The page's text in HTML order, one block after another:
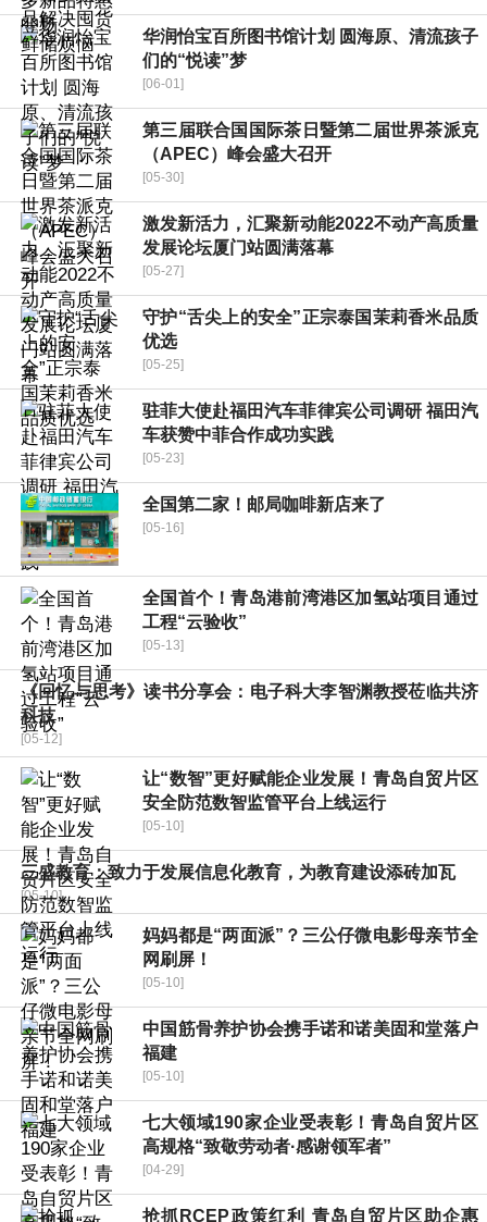
华润怡宝百所图书馆计划 圆海原、清流孩子
们的“悦读”梦
[06-01]
第三届联合国国际茶日暨第二届世界茶派克
（APEC）峰会盛大召开
[05-30]
激发新活力，汇聚新动能2022不动产高质量
发展论坛厦门站圆满落幕
[05-27]
守护“舌尖上的安全”正宗泰国茉莉香米品质
优选
[05-25]
驻菲大使赴福田汽车菲律宾公司调研 福田汽
车获赞中菲合作成功实践
[05-23]
全国第二家！邮局咖啡新店来了
[05-16]
全国首个！青岛港前湾港区加氢站项目通过
工程“云验收”
[05-13]
《回忆与思考》读书分享会：电子科大李智渊教授莅临共济
科技
[05-12]
让“数智”更好赋能企业发展！青岛自贸片区
安全防范数智监管平台上线运行
[05-10]
三盛教育：致力于发展信息化教育，为教育建设添砖加瓦
[05-10]
妈妈都是“两面派”？三公仔微电影母亲节全
网刷屏！
[05-10]
中国筋骨养护协会携手诺和诺美固和堂落户
福建
[05-10]
七大领域190家企业受表彰！青岛自贸片区
高规格“致敬劳动者·感谢领军者”
[04-29]
抢抓RCEP政策红利 青岛自贸片区助企惠